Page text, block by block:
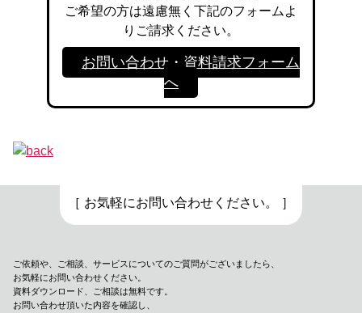
ご希望の方は遠慮無く下記のフォームよ
りご請求ください。
お問い合わせ・資料請求フォーム
へ
［ お気軽にお問い合わせください。 ］
ご依頼や、ご相談、サービスについてのご質問がございましたら、
お気軽にお問い合わせください。
資料ダウンロード、 ご相談は無料です。
お問い合わせ頂いた内容を確認し、